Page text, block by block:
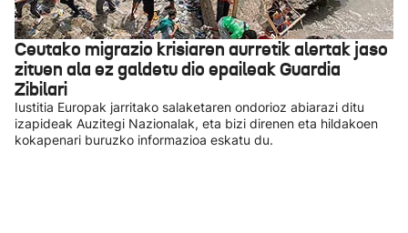
Ceutako migrazio krisiaren aurretik alertak jaso
zituen ala ez galdetu dio epaileak Guardia
Zibilari
Iustitia Europak jarritako salaketaren ondorioz abiarazi ditu
izapideak Auzitegi Nazionalak, eta bizi direnen eta hildakoen
kokapenari buruzko informazioa eskatu du.